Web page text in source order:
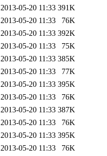
2013-05-20 11:33 391K
2013-05-20 11:33
76K
2013-05-20 11:33 392K
2013-05-20 11:33
75K
2013-05-20 11:33 385K
2013-05-20 11:33
77K
2013-05-20 11:33 395K
2013-05-20 11:33
76K
2013-05-20 11:33 387K
2013-05-20 11:33
76K
2013-05-20 11:33 395K
2013-05-20 11:33
76K